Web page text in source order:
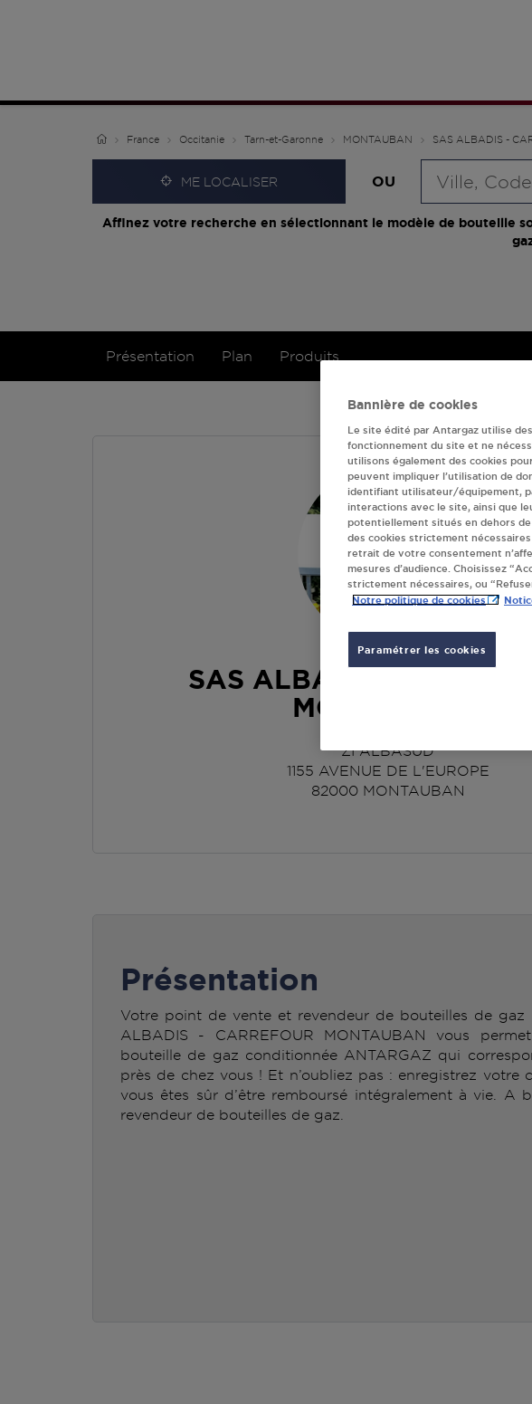
France Occitanie Tarn-et-Garonne MONTAUBAN SAS ALBADIS -
ME LOCALISER OU
Affinez votre recherche en sélectionnant le modèle de bouteille
Présentation Plan Produits
SAS ALBADIS -
MONTAUBAN
ZI ALBASUD
1155 AVENUE DE L'EUROPE
82000 MONTAUBAN
Présentation
Votre point de vente et revendeur de bouteilles de gaz
ALBADIS - CARREFOUR MONTAUBAN vous
bouteille de gaz conditionnée ANTARGAZ qui
près de chez vous ! Et n’oubliez pas : enregistrez votre
vous êtes sûr d’être remboursé intégralement à vie. A
revendeur de bouteilles de gaz.
Bannière de cookies
Le site édité par Antargaz utilise
fonctionnement du site et ne
utilisons également des cookies
peuvent impliquer l’utilisation de
identifiant utilisateur/équipement,
interactions avec le site, ainsi que
potentiellement situés en dehors de
des cookies strictement
retrait de votre consentement
mesures d’audience. Choisissez
strictement nécessaires, ou
Notre politique de cookies
Paramétrer les cookies